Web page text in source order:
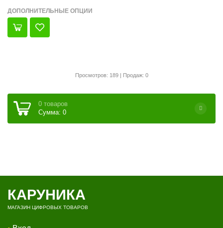
ДОПОЛНИТЕЛЬНЫЕ ОПЦИИ
Просмотров: 189 | Продаж: 0
0 товаров
Сумма: 0
КАРУНИКА
МАГАЗИН ЦИФРОВЫХ ТОВАРОВ